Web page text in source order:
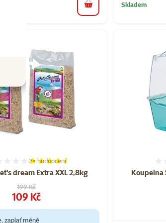
do košíku Skladem
dream Extra XXL 2,8kg
Hodnocení 90%, počet hodnocení: 2
2× hodnocení
Původní cena
199 Kč
Cena
109 Kč
zaplať méně
Koupelna